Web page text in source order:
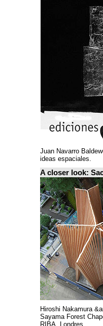
Juan Navarro
ideas espaciales.
A closer look:
Hiroshi Nakamura
Sayama Forest
RIBA, Londres.